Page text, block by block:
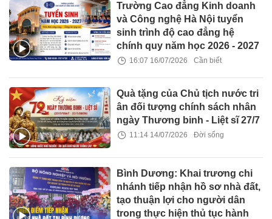
Trường Cao đẳng Kinh doanh
và Công nghệ Hà Nội tuyển
sinh trình độ cao đẳng hệ
chính quy năm học 2026 - 2027
16:07 16/07/2026 Cần biết
Quà tặng của Chủ tịch nước tri
ân đối tượng chính sách nhân
ngày Thương binh - Liệt sĩ 27/7
11:14 14/07/2026 Đời sống
Bình Dương: Khai trương chi
nhánh tiếp nhận hồ sơ nhà đất,
tạo thuận lợi cho người dân
trong thực hiện thủ tục hành